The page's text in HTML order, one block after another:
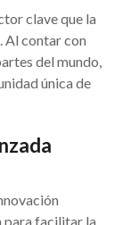
clave que la
Al contar con
del mundo,
única de
para facilitar la